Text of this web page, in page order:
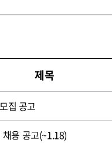
제목
집 공고
용 공고(~1.18)